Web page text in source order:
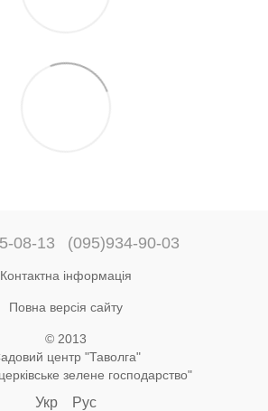
08-13 (095)934-90-03
Контактна інформація
Повна версія сайту
© 2013
центр "Таволга"
зелене господарство"
Укр Рус